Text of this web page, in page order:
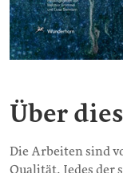
Über
Die Arbeiten sind
Qualität. Jedes der